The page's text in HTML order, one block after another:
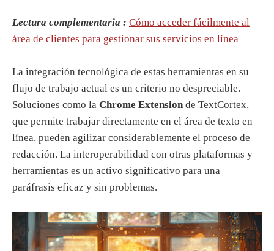
Lectura complementaria : Cómo acceder fácilmente al
área de clientes para gestionar sus servicios en línea
La integración tecnológica de estas herramientas en su
flujo de trabajo actual es un criterio no despreciable.
Soluciones como la Chrome Extensionde TextCortex,
que permite trabajar directamente en el área de texto en
línea, pueden agilizar considerablemente el proceso de
redacción. La interoperabilidad con otras plataformas y
herramientas es un activo significativo para una
paráfrasis eficaz y sin problemas.